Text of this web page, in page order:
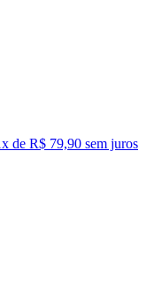
x de R$ 79,90 sem juros